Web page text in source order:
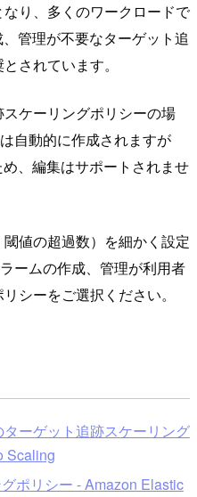
り、多くのワークロードで
管理が不要なターゲット追
されています。
ケーリングポリシーの場
自動的に作成されますが
、編集はサポートされませ
値の超過数）を細かく設定
ームの作成、管理が利用者
シーをご選択ください。
ーゲット追跡スケーリング
Scaling
ポリシー - Amazon Elastic